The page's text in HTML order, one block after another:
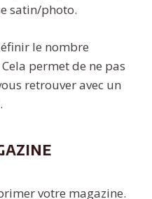
satin/photo.
le nombre
permet de ne pas
retrouver avec un
votre magazine.